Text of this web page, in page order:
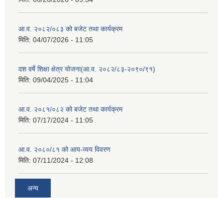
आ.व. २०८२/०८३ को बजेट तथा कार्यक्रम
मिति: 04/07/2026 - 11:05
दश वर्षे शिक्षा क्षेत्र योजना(आ.व. २०८२/८३-२०९०/९१)
मिति: 09/04/2025 - 11:04
आ.व. २०८१/०८२ को बजेट तथा कार्यक्रम
मिति: 07/17/2024 - 11:05
आ.व. २०८०/८१ को आय-व्यय विवरण
मिति: 07/11/2024 - 12:08
अन्य